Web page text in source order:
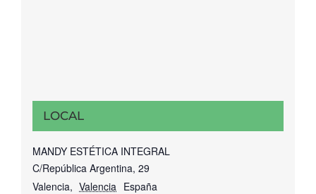
LOCAL
MANDY ESTÉTICA INTEGRAL
C/República Argentina, 29
Valencia, Valencia España